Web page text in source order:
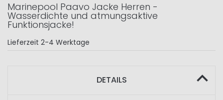
Marinepool Paavo Jacke Herren -
Wasserdichte und atmungsaktive
Funktionsjacke!
Lieferzeit 2-4 Werktage
DETAILS